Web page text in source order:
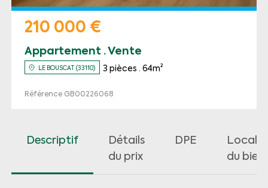
Appartement · Vente
LE BOUSCAT (33110) 3 pièces · 64m²
210 000 €
Référence GB00226068
Descriptif
Détails
du prix
DPE
du bien